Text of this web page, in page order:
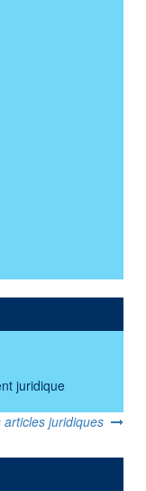
juridique
articles juridiques